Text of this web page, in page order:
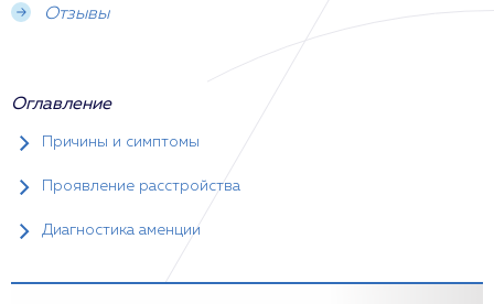
Отзывы
Оглавление
Причины и симптомы
Проявление расстройства
Диагностика аменции